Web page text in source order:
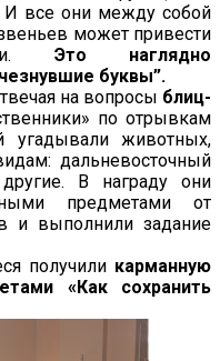
И все они между собой
может привести
Это наглядно
буквы”.
на вопросы блиц-
по отрывкам
угадывали животных,
дальневосточный
В награду они
предметами от
и выполнили задание
получили карманную
«Как сохранить